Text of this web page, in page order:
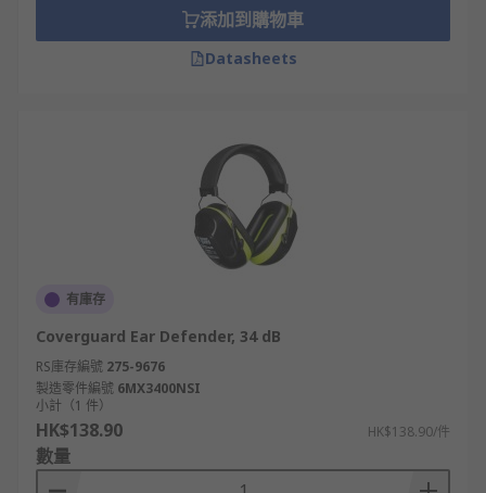
添加到購物車
Datasheets
有庫存
Coverguard Ear Defender, 34 dB
RS庫存編號 275-9676
製造零件編號 6MX3400NSI
小計（1 件）
HK$138.90 HK$138.90/件
數量